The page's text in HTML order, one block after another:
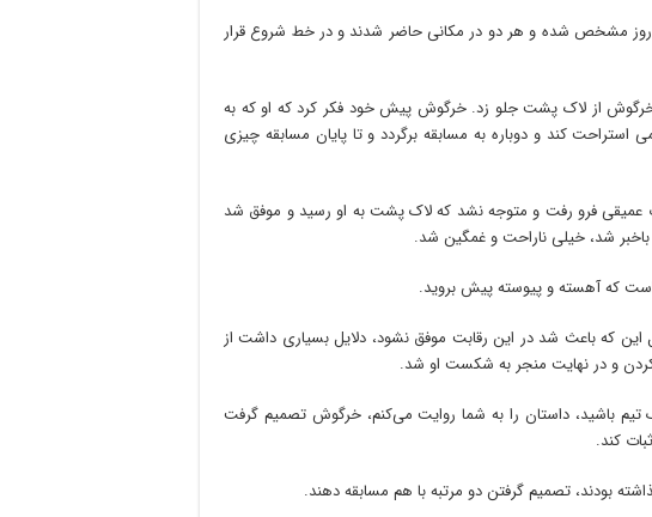
مشخص شده و هر دو در مکانی حاضر شدند و در خط شروع قرار
از لاک پشت جلو زد. خرگوش پیش خود فکر کرد که او که به
کند و دوباره به مسابقه برگردد و تا پایان مسابقه چیزی
فرو رفت و متوجه نشد که لاک پشت به او رسید و موفق شد
شد، خیلی ناراحت و غمگین شد.
که آهسته و پیوسته پیش بروید.
که باعث شد در این رقابت موفق نشود، دلایل بسیاری داشت از
و در نهایت منجر به شکست او شد.
باشید، داستان را به شما روایت می‌کنم، خرگوش تصمیم گرفت
کند.
بودند، تصمیم گرفتن دو مرتبه با هم مسابقه دهند.